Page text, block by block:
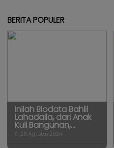
BERITA POPULER
Inilah Biodata Bahlil
Lahadalia, dari Anak
Kuli Bangunan,...
20 Agustus 2024